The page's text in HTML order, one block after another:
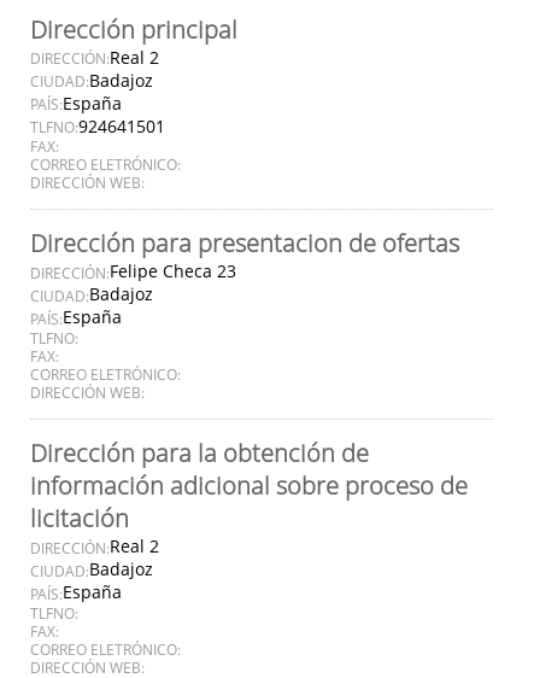
Dirección principal
DIRECCIÓN:Real 2
CIUDAD:Badajoz
PAÍS:España
TLFNO:924641501
FAX:
CORREO ELETRÓNICO:
DIRECCIÓN WEB:
Dirección para presentacion de ofertas
DIRECCIÓN:Felipe Checa 23
CIUDAD:Badajoz
PAÍS:España
TLFNO:
FAX:
CORREO ELETRÓNICO:
DIRECCIÓN WEB:
Dirección para la obtención de
información adicional sobre proceso de
licitación
DIRECCIÓN:Real 2
CIUDAD:Badajoz
PAÍS:España
TLFNO:
FAX:
CORREO ELETRÓNICO:
DIRECCIÓN WEB: